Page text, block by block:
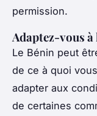
permission.
Adaptez-vous
Le Bénin peut
de ce à quoi
adapter aux
de certaines